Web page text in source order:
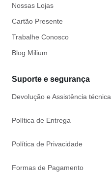
Nossas Lojas
Cartão Presente
Trabalhe Conosco
Blog Milium
Suporte e segurança
Devolução e Assistência técnica
Política de Entrega
Política de Privacidade
Formas de Pagamento